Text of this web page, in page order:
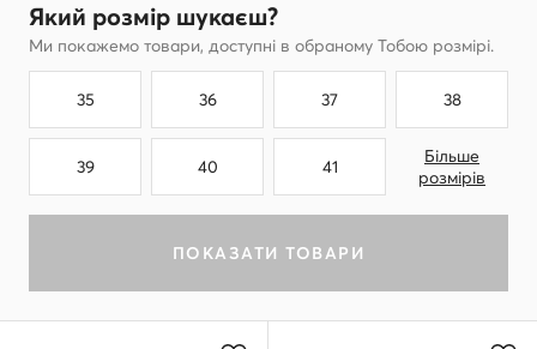
Який розмір шукаєш?
Ми покажемо товари, доступні в обраному Тобою розмірі.
35 36 37 38
39 40 41
Більше
розмірів
ПОКАЗАТИ ТОВАРИ